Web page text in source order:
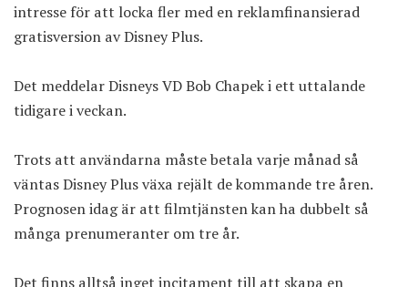
intresse för att locka fler med en reklamfinansierad
gratisversion av Disney Plus.
Det meddelar Disneys VD Bob Chapek i ett uttalande
tidigare i veckan.
Trots att användarna måste betala varje månad så
väntas Disney Plus växa rejält de kommande tre åren.
Prognosen idag är att filmtjänsten kan ha dubbelt så
många prenumeranter om tre år.
Det finns alltså inget incitament till att skapa en